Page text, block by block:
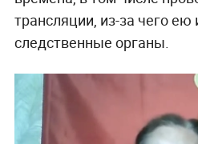
трансляции, из-за чего ею
следственные органы.